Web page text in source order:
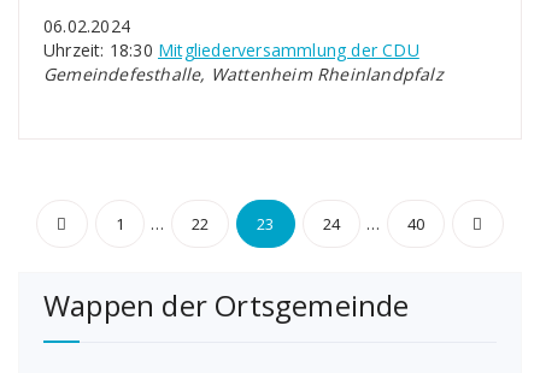
06.02.2024
Uhrzeit: 18:30 Mitgliederversammlung der CDU
Gemeindefesthalle, Wattenheim Rheinlandpfalz
Seitennummerierung
Beiträge
1 … 22 23 24 … 40
Wappen der Ortsgemeinde